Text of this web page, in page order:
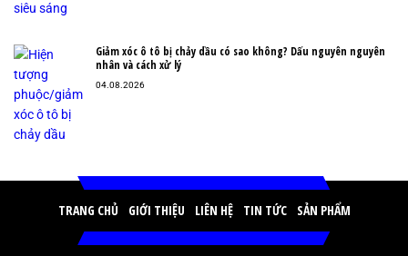
Giảm xóc ô tô bị chảy dầu có sao không? Dấu nguyên nguyên
nhân và cách xử lý
04.08.2026
TRANG CHỦ GIỚI THIỆU LIÊN HỆ TIN TỨC SẢN PHẨM